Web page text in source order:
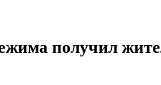
получил